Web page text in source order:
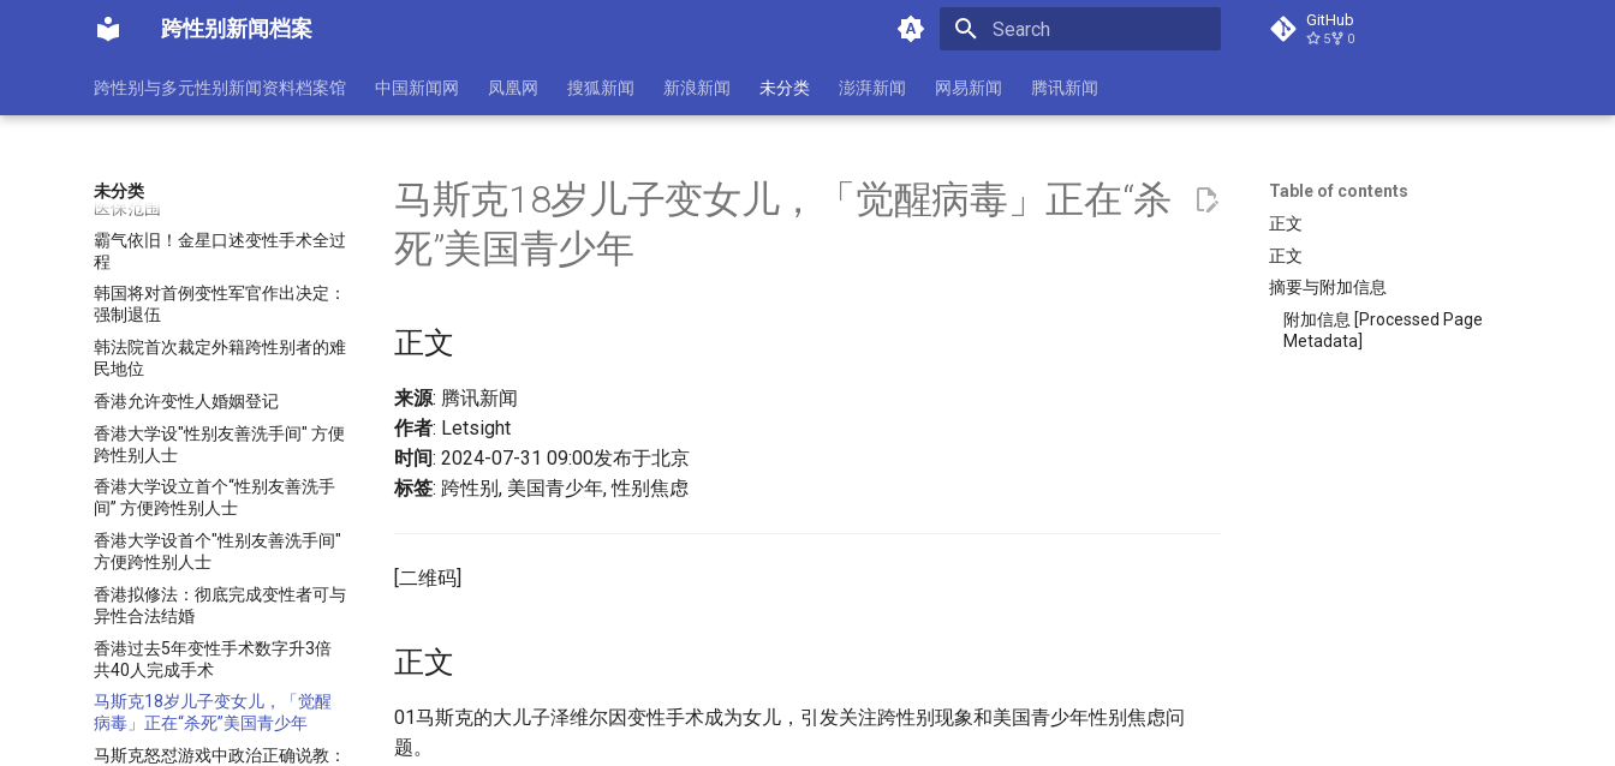
跨性别新闻档案 GitHub
5 0
跨性别与多元性别新闻资料档案馆 中国新闻网 凤凰网 搜狐新闻 新浪新闻 未分类 澎湃新闻 网易新闻 腾讯新闻
未分类
长胡子还能怀孕？变性人服用雄激
素10年后产女
长胡子还能怀孕？变性人服用雄激
素10年后产女
阿根廷通过法案 将变性手术划入
医保范围
霸气依旧！金星口述变性手术全过
程
韩国将对首例变性军官作出决定：
强制退伍
韩法院首次裁定外籍跨性别者的难
民地位
香港允许变性人婚姻登记
香港大学设"性别友善洗手间" 方便
跨性别人士
香港大学设立首个“性别友善洗手
间” 方便跨性别人士
香港大学设首个"性别友善洗手间"
方便跨性别人士
香港拟修法：彻底完成变性者可与
异性合法结婚
香港过去5年变性手术数字升3倍
共40人完成手术
马斯克18岁儿子变女儿，「觉醒
病毒」正在“杀死”美国青少年
马斯克怒怼游戏中政治正确说教：
Table of contents
正文
正文
摘要与附加信息
附加信息 [Processed Page
Metadata]
马斯克18岁儿子变女儿，「觉醒病毒」正在“杀
死”美国青少年
正文
来源: 腾讯新闻
作者: Letsight
时间: 2024-07-31 09:00发布于北京
标签: 跨性别, 美国青少年, 性别焦虑
[二维码]
正文
01马斯克的大儿子泽维尔因变性手术成为女儿，引发关注跨性别现象和美国青少年性别焦虑问
题。